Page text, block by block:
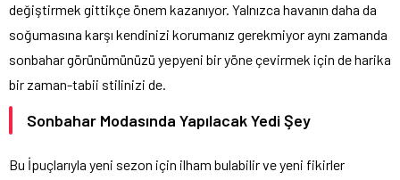
değiştirmek gittikçe önem kazanıyor. Yalnızca havanın daha da
soğumasına karşı kendinizi korumanız gerekmiyor aynı zamanda
sonbahar görünümünüzü yepyeni bir yöne çevirmek için de harika
bir zaman-tabii stilinizi de.
Sonbahar Modasında Yapılacak Yedi Şey
Bu İpuçlarıyla yeni sezon için ilham bulabilir ve yeni fikirler